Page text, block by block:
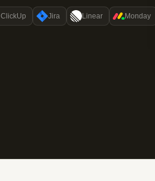
ClickUp Jira Linear Monday